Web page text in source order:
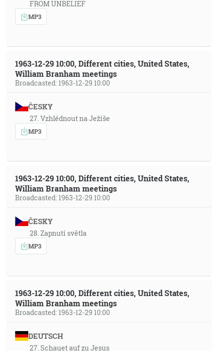
FROM UNBELIEF
MP3
1963-12-29 10:00, Different cities, United States,
William Branham meetings
Broadcasted: 1963-12-29 10:00
ČESKY
27. Vzhlédnout na Ježíše
MP3
1963-12-29 10:00, Different cities, United States,
William Branham meetings
Broadcasted: 1963-12-29 10:00
ČESKY
28. Zapnutí světla
MP3
1963-12-29 10:00, Different cities, United States,
William Branham meetings
Broadcasted: 1963-12-29 10:00
DEUTSCH
27. Schauet auf zu Jesus